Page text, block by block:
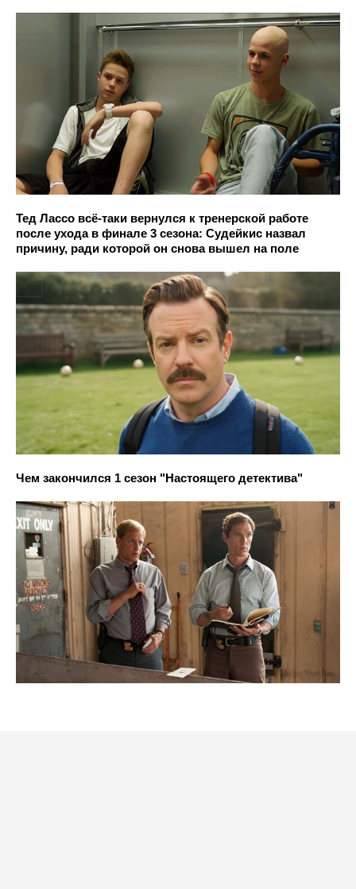
Тед Лассо всё-таки вернулся к тренерской работе
после ухода в финале 3 сезона: Судейкис назвал
причину, ради которой он снова вышел на поле
Чем закончился 1 сезон "Настоящего детектива"